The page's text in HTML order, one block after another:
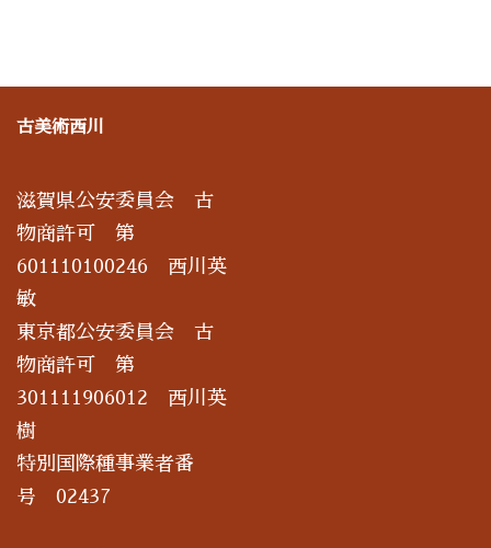
古美術西川
滋賀県公安委員会 古
物商許可 第
601110100246 西川英
敏
東京都公安委員会 古
物商許可 第
301111906012 西川英
樹
特別国際種事業者番
号 02437